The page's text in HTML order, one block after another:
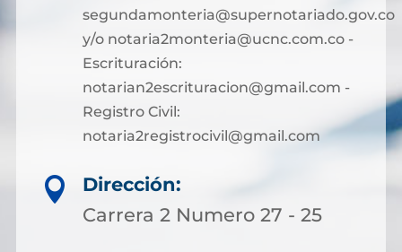
segundamonteria@supernotariado.gov.co
y/o notaria2monteria@ucnc.com.co -
Escrituración:
notarian2escrituracion@gmail.com -
Registro Civil:
notaria2registrocivil@gmail.com

Dirección:
Carrera 2 Numero 27 - 25